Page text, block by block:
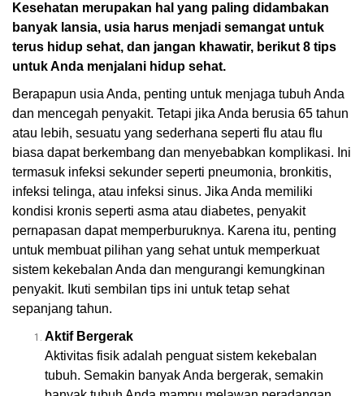
Kesehatan merupakan hal yang paling didambakan
banyak lansia, usia harus menjadi semangat untuk
terus hidup sehat, dan jangan khawatir, berikut 8 tips
untuk Anda menjalani hidup sehat.
Berapapun usia Anda, penting untuk menjaga tubuh Anda
dan mencegah penyakit. Tetapi jika Anda berusia 65 tahun
atau lebih, sesuatu yang sederhana seperti flu atau flu
biasa dapat berkembang dan menyebabkan komplikasi. Ini
termasuk infeksi sekunder seperti pneumonia, bronkitis,
infeksi telinga, atau infeksi sinus. Jika Anda memiliki
kondisi kronis seperti asma atau diabetes, penyakit
pernapasan dapat memperburuknya. Karena itu, penting
untuk membuat pilihan yang sehat untuk memperkuat
sistem kekebalan Anda dan mengurangi kemungkinan
penyakit. Ikuti sembilan tips ini untuk tetap sehat
sepanjang tahun.
Aktif Bergerak
Aktivitas fisik adalah penguat sistem kekebalan
tubuh. Semakin banyak Anda bergerak, semakin